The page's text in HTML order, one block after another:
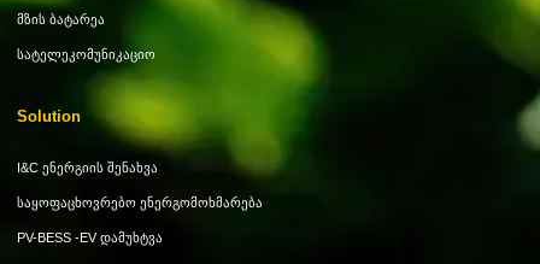
Მზის Ბატარეა
Სატელეკომუნიკაციო
Solution
I&C Ენერგიის Შენახვა
Საყოფაცხოვრებო Ენერგომოხმარება
PV-BESS -EV Დამუხტვა